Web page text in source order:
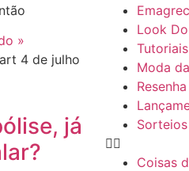
»
4 de julho
já
Look
Tutoriais
Moda
Resenha
Coisas